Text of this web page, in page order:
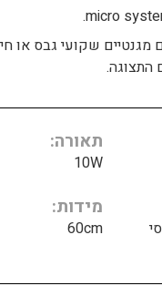
מגנטיים שקועי גבס או
התצוגה.
תאורה
10W
פסי
מידות
60cm